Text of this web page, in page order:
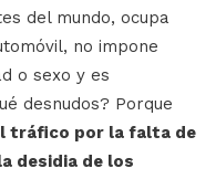
del mundo, ocupa
no impone
o sexo y es
desnudos? Porque
tráfico por la falta de
desidia de los